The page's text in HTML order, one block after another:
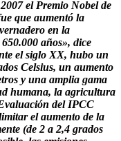
el Premio Nobel de
que aumentó la
en la
años», dice
el siglo XX, hubo un
Celsius, un aumento
y una amplia gama
humana, la agricultura
del IPCC
el aumento de la
(de 2 a 2,4 grados